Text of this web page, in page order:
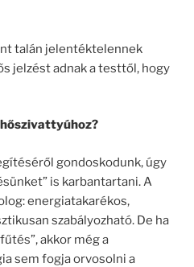
talán jelentéktelennek
jelzést adnak a testtől, hogy
hőszivattyúhoz?
gondoskodunk, úgy
is karbantartani. A
energiatakarékos,
szabályozható. De ha
akkor még a
sem fogja orvosolni a